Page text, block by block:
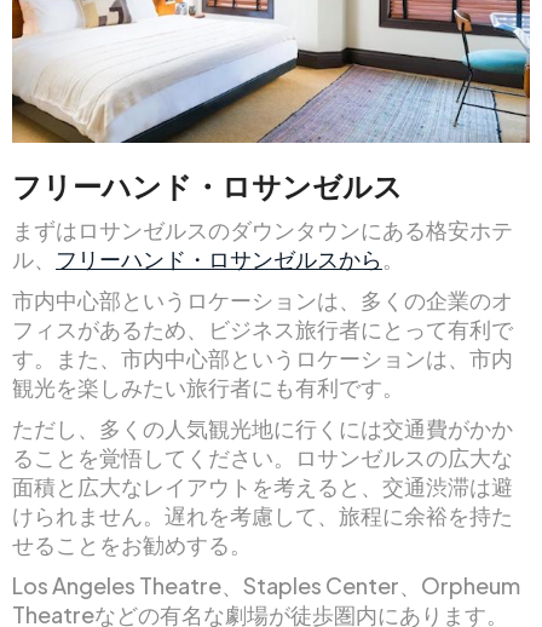
フリーハンド・ロサンゼルス
まずはロサンゼルスのダウンタウンにある格安ホテ
ル、 フリーハンド・ロサンゼルスから 。
市内中心部というロケーションは、多くの企業のオ
フィスがあるため、ビジネス旅行者にとって有利で
す。また、市内中心部というロケーションは、市内
観光を楽しみたい旅行者にも有利です。
ただし、多くの人気観光地に行くには交通費がかか
ることを覚悟してください。ロサンゼルスの広大な
面積と広大なレイアウトを考えると、交通渋滞は避
けられません。遅れを考慮して、旅程に余裕を持た
せることをお勧めする。
Los Angeles Theatre、Staples Center、Orpheum
Theatreなどの有名な劇場が徒歩圏内にあります。